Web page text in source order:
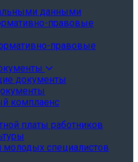
данными
правовые
правовые
документы
комплаенс
платы работников
специалистов